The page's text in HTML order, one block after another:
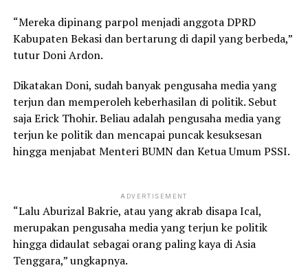
“Mereka dipinang parpol menjadi anggota DPRD
Kabupaten Bekasi dan bertarung di dapil yang berbeda,”
tutur Doni Ardon.
Dikatakan Doni, sudah banyak pengusaha media yang
terjun dan memperoleh keberhasilan di politik. Sebut
saja Erick Thohir. Beliau adalah pengusaha media yang
terjun ke politik dan mencapai puncak kesuksesan
hingga menjabat Menteri BUMN dan Ketua Umum PSSI.
ADVERTISEMENT
“Lalu Aburizal Bakrie, atau yang akrab disapa Ical,
merupakan pengusaha media yang terjun ke politik
hingga didaulat sebagai orang paling kaya di Asia
Tenggara,” ungkapnya.